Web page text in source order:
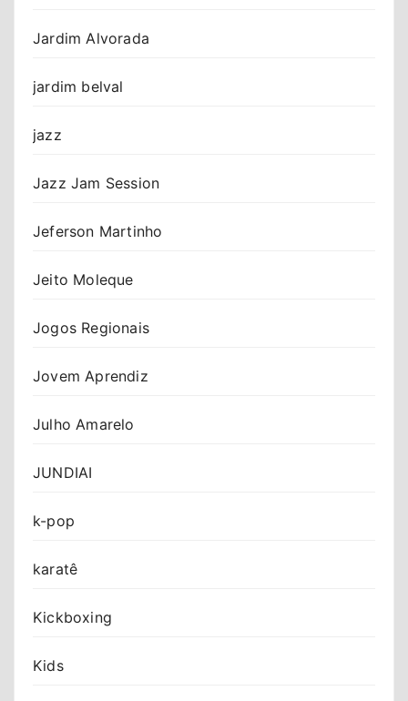
Jardim Alvorada
jardim belval
jazz
Jazz Jam Session
Jeferson Martinho
Jeito Moleque
Jogos Regionais
Jovem Aprendiz
Julho Amarelo
JUNDIAI
k-pop
karatê
Kickboxing
Kids